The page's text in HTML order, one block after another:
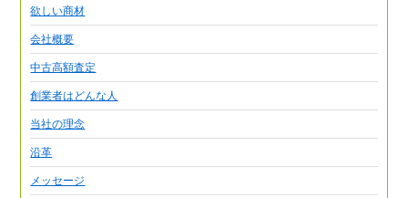
欲しい商材
会社概要
中古高額査定
創業者はどんな人
当社の理念
沿革
メッセージ